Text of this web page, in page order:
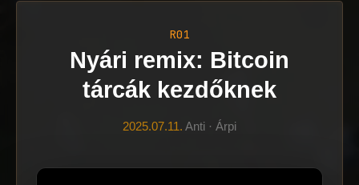
R01
Nyári remix: Bitcoin
tárcák kezdőknek
2025.07.11. Anti · Árpi